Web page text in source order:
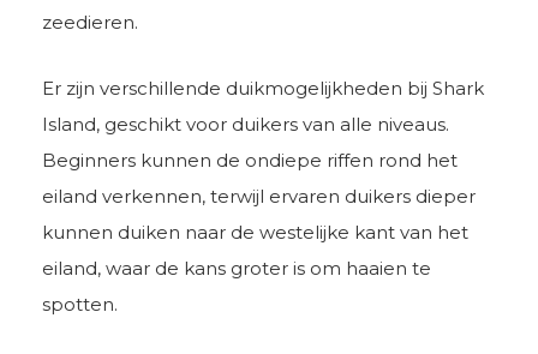
zeedieren.
Er zijn verschillende duikmogelijkheden bij Shark
Island, geschikt voor duikers van alle niveaus.
Beginners kunnen de ondiepe riffen rond het
eiland verkennen, terwijl ervaren duikers dieper
kunnen duiken naar de westelijke kant van het
eiland, waar de kans groter is om haaien te
spotten.